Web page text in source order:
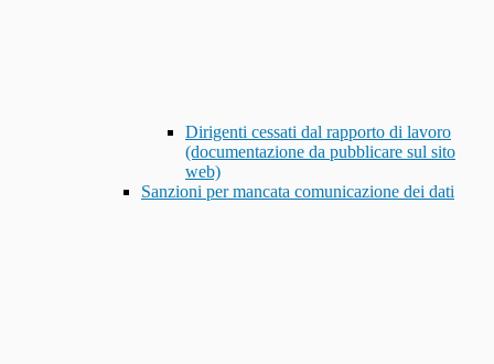
Dirigenti cessati dal rapporto di lavoro
(documentazione da pubblicare sul sito
web)
Sanzioni per mancata comunicazione dei dati